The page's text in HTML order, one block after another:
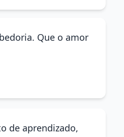
Que o amor
de aprendizado,